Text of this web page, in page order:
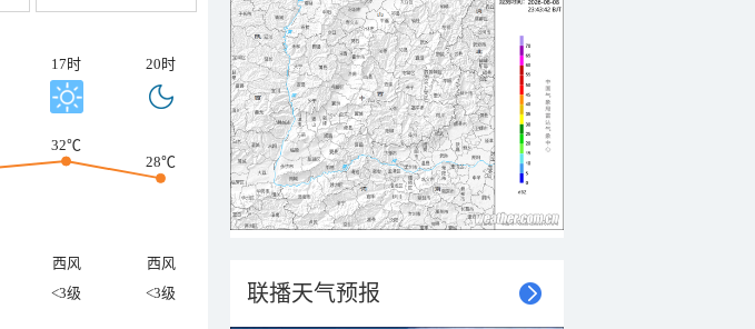
17时 20时
32℃
28℃
西风
西风
<3级 <3级 联播天气预报